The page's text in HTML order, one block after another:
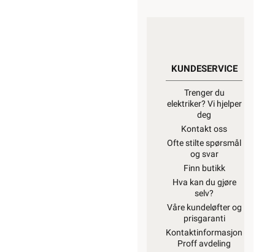
KUNDESERVICE
Trenger du
elektriker? Vi hjelper
deg
Kontakt oss
Ofte stilte spørsmål
og svar
Finn butikk
Hva kan du gjøre
selv?
Våre kundeløfter og
prisgaranti
Kontaktinformasjon
Proff avdeling